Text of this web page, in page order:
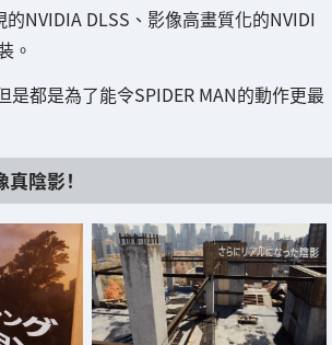
的NVIDIA DLSS、影像高畫質化的NVIDI
。
是都是為了能令SPIDER MAN的動作更最
陰影！